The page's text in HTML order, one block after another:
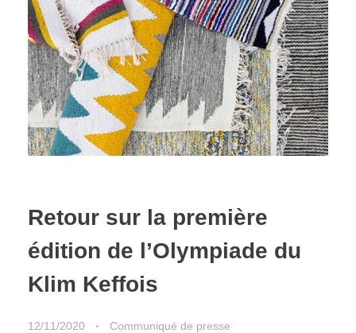
Retour sur la première
édition de l’Olympiade du
Klim Keffois
12/11/2020 Communiqué de presse